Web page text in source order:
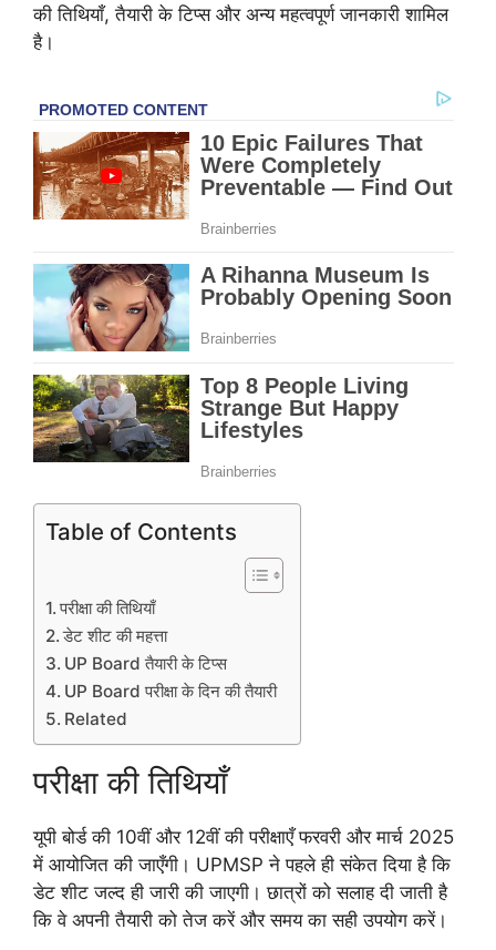
की तिथियाँ, तैयारी के टिप्स और अन्य महत्वपूर्ण जानकारी शामिल
है।
Table of Contents
परीक्षा की तिथियाँ
डेट शीट की महत्ता
UP Board तैयारी के टिप्स
UP Board परीक्षा के दिन की तैयारी
Related
परीक्षा की तिथियाँ
यूपी बोर्ड की 10वीं और 12वीं की परीक्षाएँ फरवरी और मार्च 2025
में आयोजित की जाएँगी। UPMSP ने पहले ही संकेत दिया है कि
डेट शीट जल्द ही जारी की जाएगी। छात्रों को सलाह दी जाती है
कि वे अपनी तैयारी को तेज करें और समय का सही उपयोग करें।